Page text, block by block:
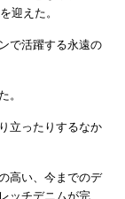
迎えた。
で活躍する永遠の
。
立ったりするなか
高い、今までのデ
ッチデニムが完